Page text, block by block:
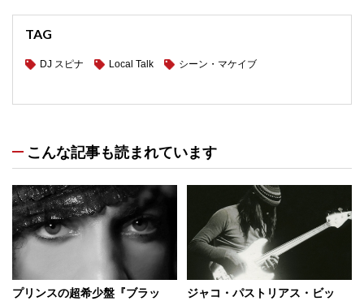
TAG
DJ スピナ Local Talk シーン・マケイブ
こんな記事も読まれています
プリンスの超希少盤『ブラッ
ジャコ・パストリアス・ビッ